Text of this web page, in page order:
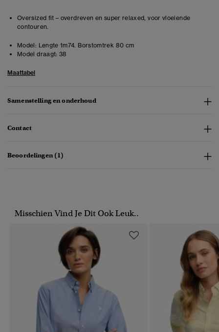
Oversized fit – overdreven en super relaxed, voor vloeiende
contouren.
Model: Lengte 1m74. Borstomtrek 80 cm
Model draagt: 38
Maattabel
Samenstelling en onderhoud
Contact
Beoordelingen (1)
Misschien Vind Je Dit Ook Leuk..